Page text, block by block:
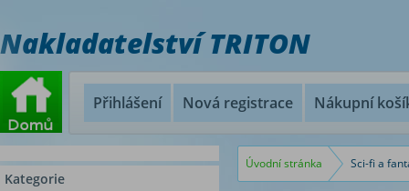
Nakladatelství TRITON
Přihlášení Nová registrace Nákupní
Kategorie
Úvodní stránka Sci-fi a